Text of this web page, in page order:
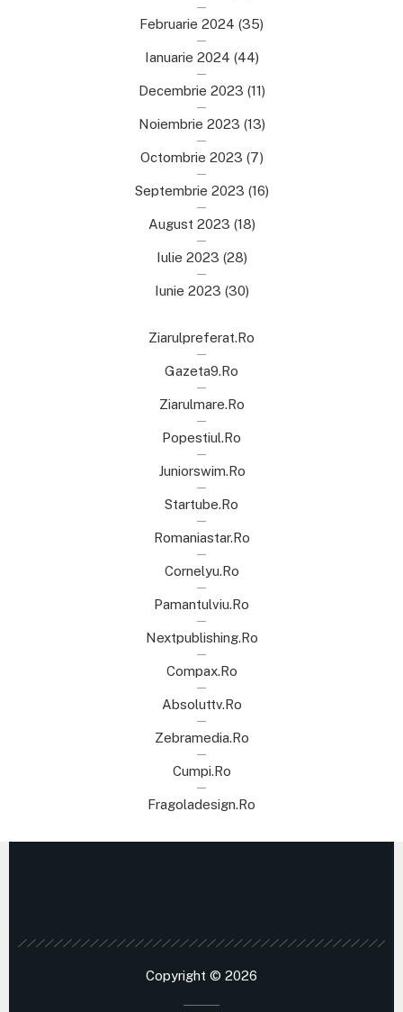
Februarie 2024 (35)
Ianuarie 2024 (44)
Decembrie 2023 (11)
Noiembrie 2023 (13)
Octombrie 2023 (7)
Septembrie 2023 (16)
August 2023 (18)
Iulie 2023 (28)
Iunie 2023 (30)
Ziarulpreferat.ro
Gazeta9.ro
Ziarulmare.ro
Popestiul.ro
Juniorswim.ro
Startube.ro
Romaniastar.ro
Cornelyu.ro
Pamantulviu.ro
Nextpublishing.ro
Compax.ro
Absoluttv.ro
Zebramedia.ro
Cumpi.ro
Fragoladesign.ro
Copyright © 2026